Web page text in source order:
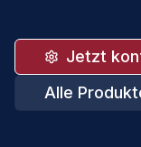
Jetzt
Alle